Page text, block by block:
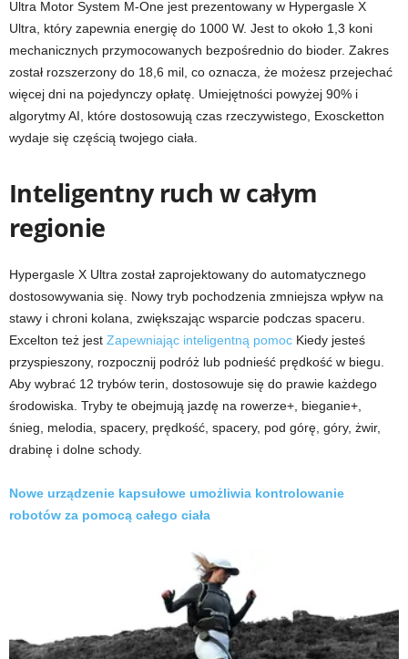
Ultra Motor System M-One jest prezentowany w Hypergasle X
Ultra, który zapewnia energię do 1000 W. Jest to około 1,3 koni
mechanicznych przymocowanych bezpośrednio do bioder. Zakres
został rozszerzony do 18,6 mil, co oznacza, że ​​możesz przejechać
więcej dni na pojedynczy opłatę. Umiejętności powyżej 90% i
algorytmy AI, które dostosowują czas rzeczywistego, Exoscketton
wydaje się częścią twojego ciała.
Inteligentny ruch w całym
regionie
Hypergasle X Ultra został zaprojektowany do automatycznego
dostosowywania się. Nowy tryb pochodzenia zmniejsza wpływ na
stawy i chroni kolana, zwiększając wsparcie podczas spaceru.
Excelton też jest Zapewniając inteligentną pomoc Kiedy jesteś
przyspieszony, rozpocznij podróż lub podnieść prędkość w biegu.
Aby wybrać 12 trybów terin, dostosowuje się do prawie każdego
środowiska. Tryby te obejmują jazdę na rowerze+, bieganie+,
śnieg, melodia, spacery, prędkość, spacery, pod górę, góry, żwir,
drabinę i dolne schody.
Nowe urządzenie kapsułowe umożliwia kontrolowanie
robotów za pomocą całego ciała